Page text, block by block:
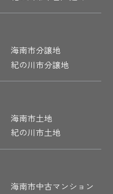
海南市分譲地
紀の川市分譲地
海南市土地
紀の川市土地
海南市中古マンション